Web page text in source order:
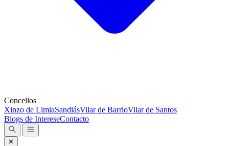
Concellos
Xinzo de LimiaSandiásVilar de BarrioVilar de Santos
Blogs de IntereseContacto
✕